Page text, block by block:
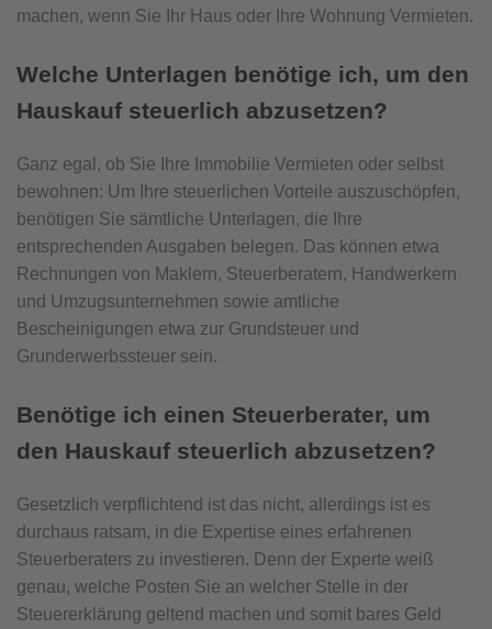
machen, wenn Sie Ihr Haus oder Ihre Wohnung Vermieten.
Welche Unterlagen benötige ich, um den
Hauskauf steuerlich abzusetzen?
Ganz egal, ob Sie Ihre Immobilie Vermieten oder selbst
bewohnen: Um Ihre steuerlichen Vorteile auszuschöpfen,
benötigen Sie sämtliche Unterlagen, die Ihre
entsprechenden Ausgaben belegen. Das können etwa
Rechnungen von Maklern, Steuerberatern, Handwerkern
und Umzugsunternehmen sowie amtliche
Bescheinigungen etwa zur Grundsteuer und
Grunderwerbssteuer sein.
Benötige ich einen Steuerberater, um
den Hauskauf steuerlich abzusetzen?
Gesetzlich verpflichtend ist das nicht, allerdings ist es
durchaus ratsam, in die Expertise eines erfahrenen
Steuerberaters zu investieren. Denn der Experte weiß
genau, welche Posten Sie an welcher Stelle in der
Steuererklärung geltend machen und somit bares Geld